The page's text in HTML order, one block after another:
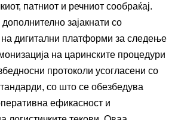
патниот и речниот сообраќај.
зајакнати со
дигитални платформи за следење
на царинските процедури
протоколи усогласени со
со што се обезбедува
ефикасност и